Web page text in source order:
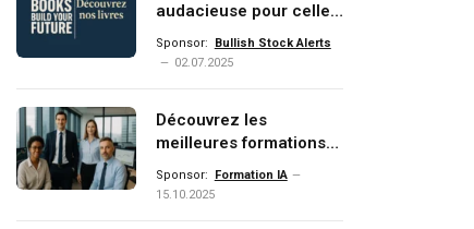
audacieuse pour celles
et ceux qui veulent
comprendre, investir et
Sponsor:
Bullish Stock Alerts
02.07.2025
Découvrez les
meilleures formations
Data, IA, automatisation
et investissement
Sponsor:
Formation IA
15.10.2025